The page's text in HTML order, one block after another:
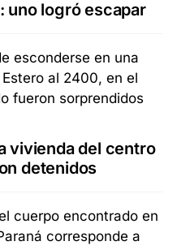
uno logró escapar
vivienda del centro
detenidos